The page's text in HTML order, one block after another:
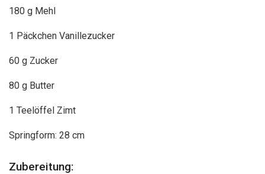
180 g Mehl
1 Päckchen Vanillezucker
60 g Zucker
80 g Butter
1 Teelöffel Zimt
Springform: 28 cm
Zubereitung: